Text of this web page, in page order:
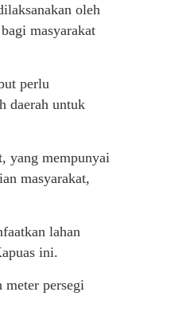
oleh
masyarakat
perlu
daerah untuk
yang mempunyai
masyarakat,
lahan
ini.
persegi